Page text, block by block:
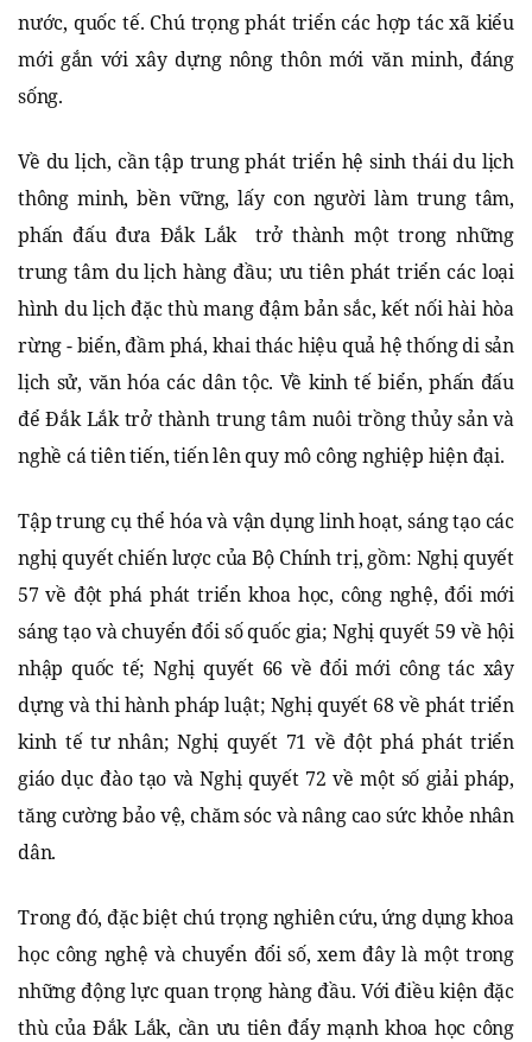
nước, quốc tế. Chú trọng phát triển các hợp tác xã kiểu
mới gắn với xây dựng nông thôn mới văn minh, đáng
sống.
Về du lịch, cần tập trung phát triển hệ sinh thái du lịch
thông minh, bền vững, lấy con người làm trung tâm,
phấn đấu đưa Đắk Lắk trở thành một trong những
trung tâm du lịch hàng đầu; ưu tiên phát triển các loại
hình du lịch đặc thù mang đậm bản sắc, kết nối hài hòa
rừng - biển, đầm phá, khai thác hiệu quả hệ thống di sản
lịch sử, văn hóa các dân tộc. Về kinh tế biển, phấn đấu
để Đắk Lắk trở thành trung tâm nuôi trồng thủy sản và
nghề cá tiên tiến, tiến lên quy mô công nghiệp hiện đại.
Tập trung cụ thể hóa và vận dụng linh hoạt, sáng tạo các
nghị quyết chiến lược của Bộ Chính trị, gồm: Nghị quyết
57 về đột phá phát triển khoa học, công nghệ, đổi mới
sáng tạo và chuyển đổi số quốc gia; Nghị quyết 59 về hội
nhập quốc tế; Nghị quyết 66 về đổi mới công tác xây
dựng và thi hành pháp luật; Nghị quyết 68 về phát triển
kinh tế tư nhân; Nghị quyết 71 về đột phá phát triển
giáo dục đào tạo và Nghị quyết 72 về một số giải pháp,
tăng cường bảo vệ, chăm sóc và nâng cao sức khỏe nhân
dân.
Trong đó, đặc biệt chú trọng nghiên cứu, ứng dụng khoa
học công nghệ và chuyển đổi số, xem đây là một trong
những động lực quan trọng hàng đầu. Với điều kiện đặc
thù của Đắk Lắk, cần ưu tiên đẩy mạnh khoa học công